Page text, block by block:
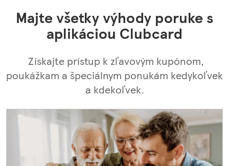
Majte všetky výhody poruke s
aplikáciou Clubcard
Získajte prístup k zľavovým kupónom,
poukážkam a špeciálnym ponukám kedykoľvek
a kdekoľvek.